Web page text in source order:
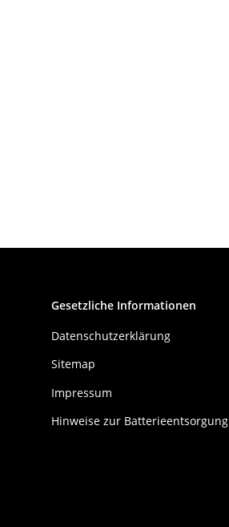
Gesetzliche Informationen
Datenschutzerklärung
Sitemap
Impressum
Hinweise zur Batterieentsorgung